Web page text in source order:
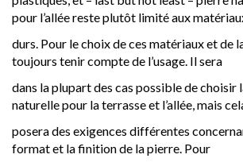
pour l’allée reste plutôt limité aux
durs. Pour le choix de ces matériaux et de
toujours tenir compte de l’usage. Il sera
dans la plupart des cas possible de choisir
naturelle pour la terrasse et l’allée, mais
posera des exigences différentes
format et la finition de la pierre. Pour